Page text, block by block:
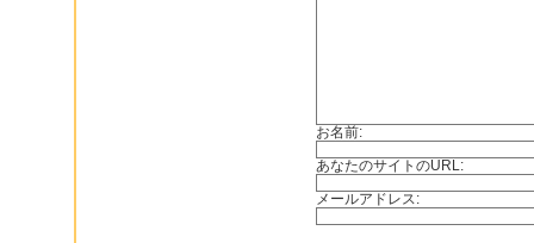
お名前:
あなたのサイトのURL:
メールアドレス: